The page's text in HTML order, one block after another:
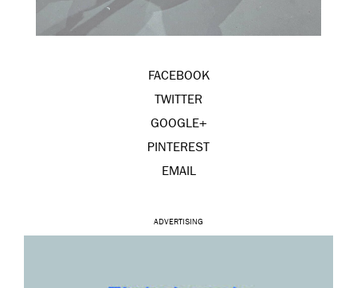
FACEBOOK
TWITTER
GOOGLE+
PINTEREST
EMAIL
ADVERTISING